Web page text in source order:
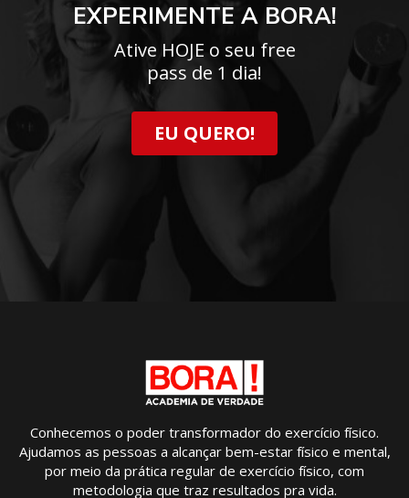
EXPERIMENTE A BORA!
Ative HOJE o seu free
pass de 1 dia!
EU QUERO!
Conhecemos o poder transformador do exercício físico.
Ajudamos as pessoas a alcançar bem-estar físico e mental,
por meio da prática regular de exercício físico, com
metodologia que traz resultados pra vida.